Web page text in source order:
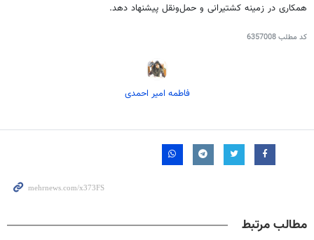
همکاری در زمینه کشتیرانی و حمل‌ونقل پیشنهاد دهد.
کد مطلب6357008
فاطمه امیر احمدی
مطالب مرتبط